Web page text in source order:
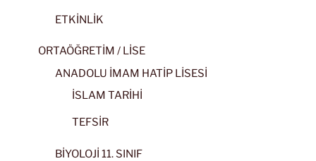
ETKİNLİK
ORTAÖĞRETİM / LİSE
ANADOLU İMAM HATİP LİSESİ
İSLAM TARİHİ
TEFSİR
BİYOLOJİ 11. SINIF